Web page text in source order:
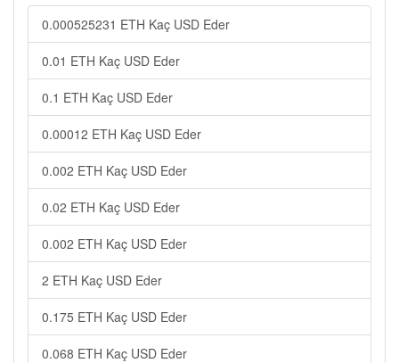
0.000525231 ETH Kaç USD Eder
0.01 ETH Kaç USD Eder
0.1 ETH Kaç USD Eder
0.00012 ETH Kaç USD Eder
0.002 ETH Kaç USD Eder
0.02 ETH Kaç USD Eder
0.002 ETH Kaç USD Eder
2 ETH Kaç USD Eder
0.175 ETH Kaç USD Eder
0.068 ETH Kaç USD Eder